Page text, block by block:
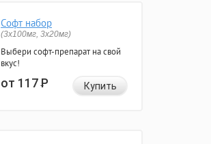
Софт набор
(3x100мг, 3x20мг)
Выбери софт-препарат на свой
вкус!
от 117Р Купить